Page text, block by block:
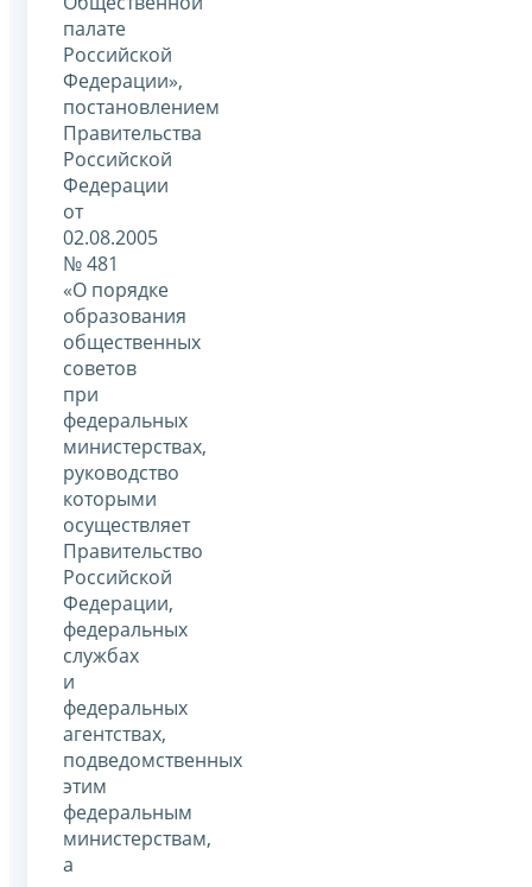
палате
Российской
Федерации»,
постановлением
Правительства
Российской
Федерации
от
02.08.2005
№ 481
«О порядке
образования
общественных
советов
при
федеральных
министерствах,
руководство
которыми
осуществляет
Правительство
Российской
Федерации,
федеральных
службах
и
федеральных
агентствах,
подведомственных
этим
федеральным
министерствам,
а